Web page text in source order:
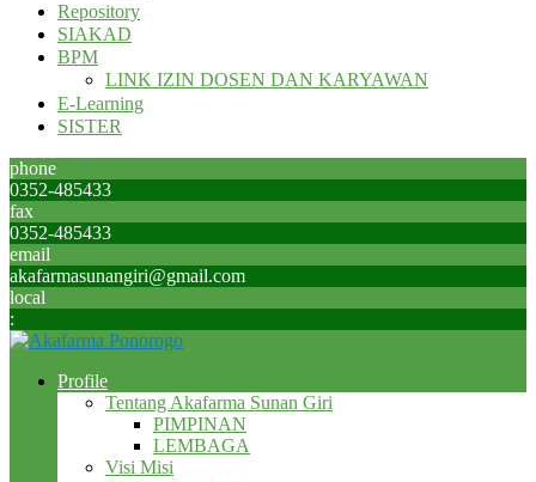
Repository
SIAKAD
BPM
LINK IZIN DOSEN DAN KARYAWAN
E-Learning
SISTER
phone
0352-485433
fax
0352-485433
email
akafarmasunangiri@gmail.com
local
:
Profile
Tentang Akafarma Sunan Giri
PIMPINAN
LEMBAGA
Visi Misi